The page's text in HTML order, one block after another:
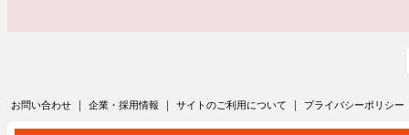
お問い合わせ 企業・採用情報 サイトのご利用について プライバシーポリシー